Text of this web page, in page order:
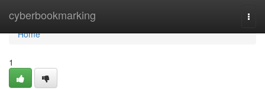
cyberbookmarking
Home
Home
1